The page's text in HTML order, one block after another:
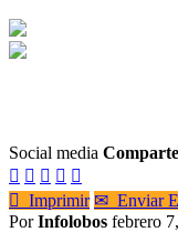
Social media
    
 Imprimir ✉ Enviar
PorInfolobos febrero